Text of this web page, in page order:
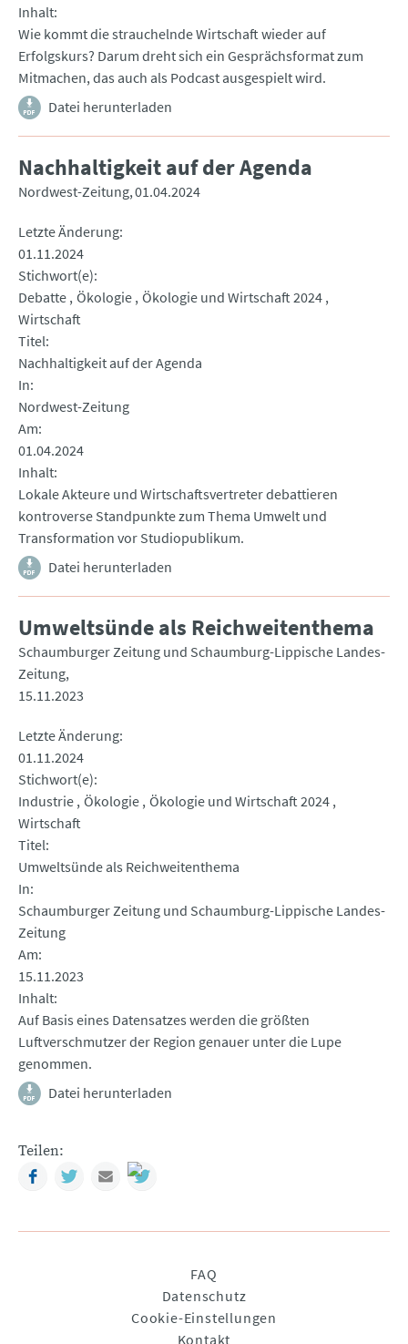
Inhalt
Wie kommt die strauchelnde Wirtschaft wieder auf
Erfolgskurs? Darum dreht sich ein Gesprächsformat zum
Mitmachen, das auch als Podcast ausgespielt wird.
Datei herunterladen
Nachhaltigkeit auf der Agenda
Nordwest-Zeitung 01.04.2024
Letzte Änderung
01.11.2024
Stichwort(e)
Debatte Ökologie Ökologie und Wirtschaft 2024
Wirtschaft
Titel
Nachhaltigkeit auf der Agenda
In
Nordwest-Zeitung
Am
01.04.2024
Inhalt
Lokale Akteure und Wirtschaftsvertreter debattieren
kontroverse Standpunkte zum Thema Umwelt und
Transformation vor Studiopublikum.
Datei herunterladen
Umweltsünde als Reichweitenthema
Schaumburger Zeitung und Schaumburg-Lippische Landes-
Zeitung
15.11.2023
Letzte Änderung
01.11.2024
Stichwort(e)
Industrie Ökologie Ökologie und Wirtschaft 2024
Wirtschaft
Titel
Umweltsünde als Reichweitenthema
In
Schaumburger Zeitung und Schaumburg-Lippische Landes-
Zeitung
Am
15.11.2023
Inhalt
Auf Basis eines Datensatzes werden die größten
Luftverschmutzer der Region genauer unter die Lupe
genommen.
Datei herunterladen
Teilen:
FacebookTwitterMail
FAQ
Datenschutz
Cookie-Einstellungen
Kontakt